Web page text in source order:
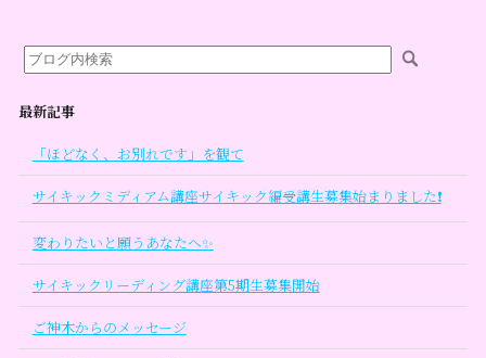
最新記事
「ほどなく、お別れです」を観て
サイキックミディアム講座サイキック編受講生募集始まりました❗
変わりたいと願うあなたへ✨
サイキックリーディング講座第5期生募集開始
ご神木からのメッセージ